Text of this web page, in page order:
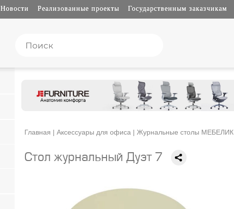
Новости Реализованные проекты Государственным заказчикам
Главная | Аксессуары для офиса | Журнальные столы МЕБЕЛИК
Стол журнальный Дуэт 7